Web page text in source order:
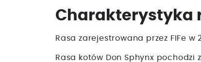
Charakterystyka
Rasa zarejestrowana przez FIFe w
Rasa kotów Don Sphynx pochodzi